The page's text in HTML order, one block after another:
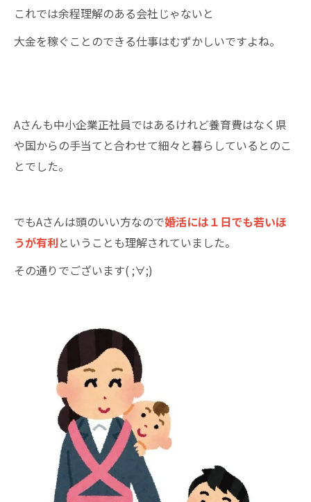
これでは余程理解のある会社じゃないと
大金を稼ぐことのできる仕事はむずかしいですよね。
Aさんも中小企業正社員ではあるけれど養育費はなく県
や国からの手当てと合わせて細々と暮らしているとのこ
とでした。
でもAさんは頭のいい方なので婚活には１日でも若いほ
うが有利ということも理解されていました。
その通りでございます( ;∀;)